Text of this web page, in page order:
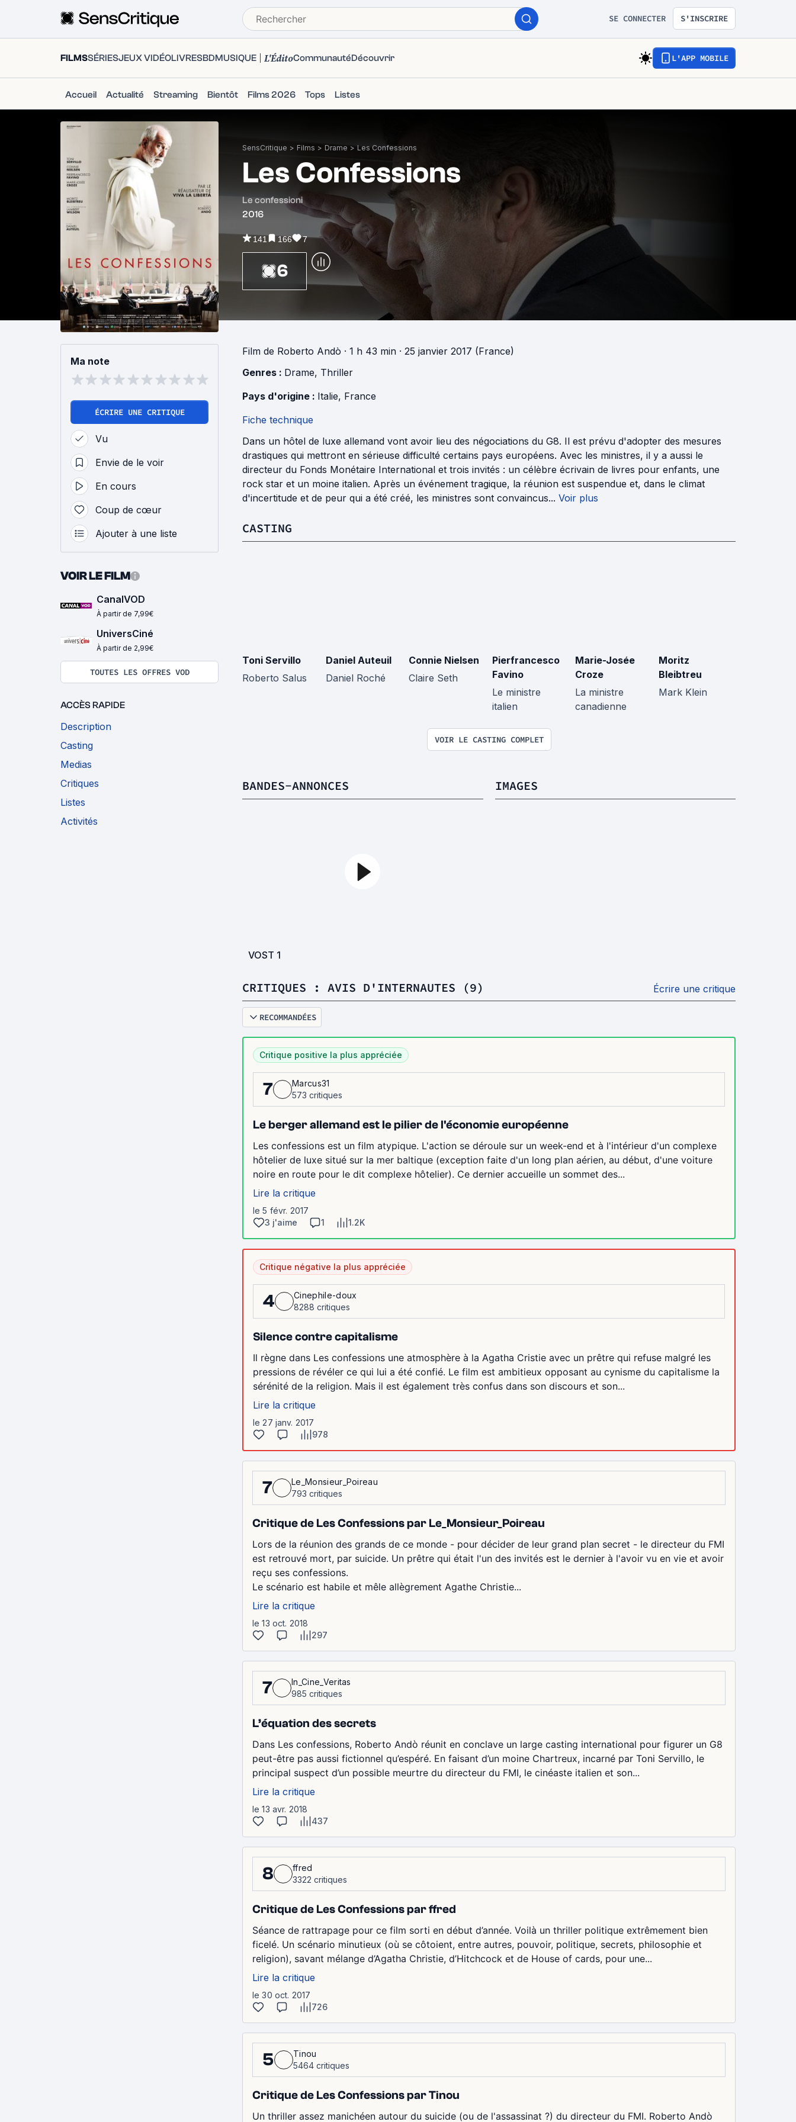
SE CONNECTER S'INSCRIRE
FILMSSÉRIESJEUX VIDÉOLIVRESBDMUSIQUE L'ÉditoCommunautéDécouvrir L'APP MOBILE
Accueil Actualité Streaming Bientôt Films 2026 Tops Listes
SensCritique > Films > Drame > Les Confessions
Les Confessions
Le confessioni
2016
141 166 7
6
Ma note
ÉCRIRE UNE CRITIQUE
Vu
Envie de le voir
En cours
Coup de cœur
Ajouter à une liste
VOIR LE FILM
CanalVOD
À partir de 7,99€
UniversCiné
À partir de 2,99€
TOUTES LES OFFRES VOD
ACCÈS RAPIDE
Description
Casting
Medias
Critiques
Listes
Activités
Film de Roberto Andò · 1 h 43 min · 25 janvier 2017 (France)
Genres : Drame, Thriller
Pays d'origine : Italie, France
Fiche technique
Dans un hôtel de luxe allemand vont avoir lieu des négociations du G8. Il est prévu d'adopter des mesures
drastiques qui mettront en sérieuse difficulté certains pays européens. Avec les ministres, il y a aussi le
directeur du Fonds Monétaire International et trois invités : un célèbre écrivain de livres pour enfants, une
rock star et un moine italien. Après un événement tragique, la réunion est suspendue et, dans le climat
d'incertitude et de peur qui a été créé, les ministres sont convaincus... Voir plus
CASTING
Toni Servillo
Roberto Salus
Daniel Auteuil
Daniel Roché
Connie Nielsen
Claire Seth
Pierfrancesco
Favino
Le ministre
italien
Marie-Josée
Croze
La ministre
canadienne
Moritz
Bleibtreu
Mark Klein
VOIR LE CASTING COMPLET
BANDES-ANNONCES
VOST 1
IMAGES
CRITIQUES : AVIS D'INTERNAUTES (9) Écrire une critique
RECOMMANDÉES
Critique positive la plus appréciée
7
Marcus31
573 critiques
Le berger allemand est le pilier de l'économie européenne
Les confessions est un film atypique. L'action se déroule sur un week-end et à l'intérieur d'un complexe
hôtelier de luxe situé sur la mer baltique (exception faite d'un long plan aérien, au début, d'une voiture
noire en route pour le dit complexe hôtelier). Ce dernier accueille un sommet des...
Lire la critique
le 5 févr. 2017
3 j'aime
1 1.2K
Critique négative la plus appréciée
4
Cinephile-doux
8288 critiques
Silence contre capitalisme
Il règne dans Les confessions une atmosphère à la Agatha Cristie avec un prêtre qui refuse malgré les
pressions de révéler ce qui lui a été confié. Le film est ambitieux opposant au cynisme du capitalisme la
sérénité de la religion. Mais il est également très confus dans son discours et son...
Lire la critique
le 27 janv. 2017
978
7
Le_Monsieur_Poireau
793 critiques
Critique de Les Confessions par Le_Monsieur_Poireau
Lors de la réunion des grands de ce monde - pour décider de leur grand plan secret - le directeur du FMI
est retrouvé mort, par suicide. Un prêtre qui était l'un des invités est le dernier à l'avoir vu en vie et avoir
reçu ses confessions.
Le scénario est habile et mêle allègrement Agathe Christie...
Lire la critique
le 13 oct. 2018
297
7
In_Cine_Veritas
985 critiques
L’équation des secrets
Dans Les confessions, Roberto Andò réunit en conclave un large casting international pour figurer un G8
peut-être pas aussi fictionnel qu’espéré. En faisant d’un moine Chartreux, incarné par Toni Servillo, le
principal suspect d’un possible meurtre du directeur du FMI, le cinéaste italien et son...
Lire la critique
le 13 avr. 2018
437
8
ffred
3322 critiques
Critique de Les Confessions par ffred
Séance de rattrapage pour ce film sorti en début d’année. Voilà un thriller politique extrêmement bien
ficelé. Un scénario minutieux (où se côtoient, entre autres, pouvoir, politique, secrets, philosophie et
religion), savant mélange d’Agatha Christie, d’Hitchcock et de House of cards, pour une...
Lire la critique
le 30 oct. 2017
726
5
Tinou
5464 critiques
Critique de Les Confessions par Tinou
Un thriller assez manichéen autour du suicide (ou de l'assassinat ?) du directeur du FMI. Roberto Andò